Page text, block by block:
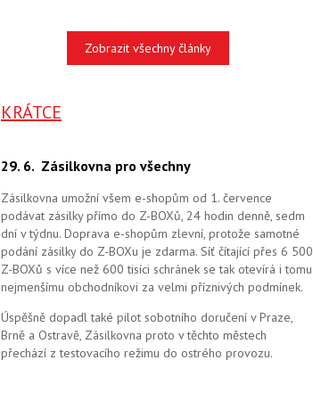
Zobrazit všechny články
KRÁTCE
29. 6. Zásilkovna pro všechny
Zásilkovna umožní všem e-shopům od 1. července
podávat zásilky přímo do Z-BOXů, 24 hodin denně, sedm
dní v týdnu. Doprava e-shopům zlevní, protože samotné
podání zásilky do Z-BOXu je zdarma. Síť čítající přes 6 500
Z-BOXů s více než 600 tisíci schránek se tak otevírá i tomu
nejmenšímu obchodníkovi za velmi příznivých podmínek.
Úspěšně dopadl také pilot sobotního doručení v Praze,
Brně a Ostravě, Zásilkovna proto v těchto městech
přechází z testovacího režimu do ostrého provozu.